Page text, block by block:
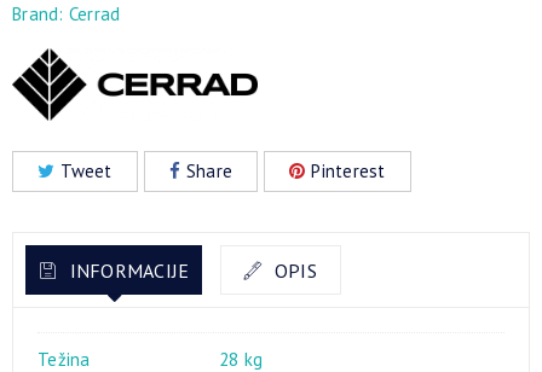
Brand: Cerrad
Tweet Share Pinterest
INFORMACIJE OPIS
Težina 28 kg